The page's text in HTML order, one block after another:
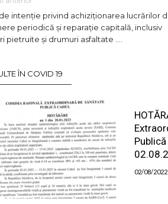
intenție privind achiziționarea lucrărilor
periodică și reparație capitală, inclusiv
pietruite și drumuri asfaltate ….
ÎN COVID 19
02/08/2022